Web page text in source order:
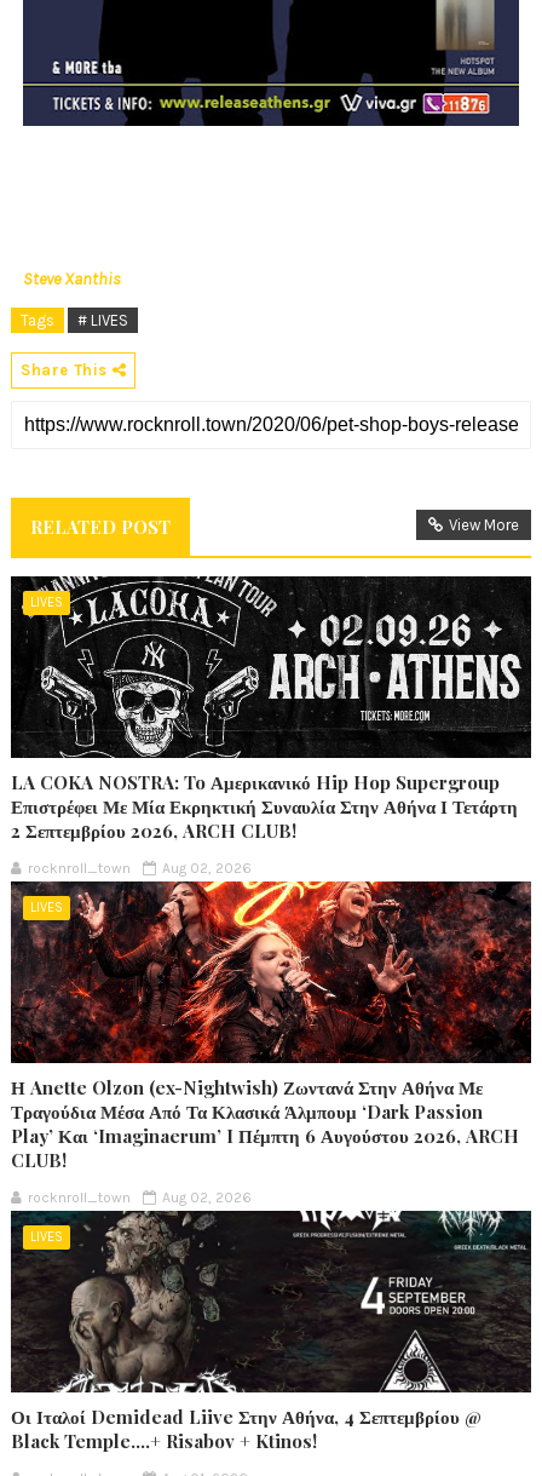
Steve Xanthis
Tags # LIVES
Share This
RELATED POST View More
LIVES
LA COKA NOSTRA: To Αμερικανικό Hip Hop Supergroup
Επιστρέφει Με Μία Εκρηκτική Συναυλία Στην Αθήνα Ι Τετάρτη
2 Σεπτεμβρίου 2026, ARCH CLUB!
rocknroll_town Aug 02, 2026
LIVES
Η Anette Olzon (ex-Nightwish) Ζωντανά Στην Αθήνα Με
Τραγούδια Μέσα Από Τα Κλασικά Άλμπουμ ‘Dark Passion
Play’ Και ‘Imaginaerum’ I Πέμπτη 6 Αυγούστου 2026, ARCH
CLUB!
rocknroll_town Aug 02, 2026
LIVES
Οι Ιταλοί Demidead Liive Στην Αθήνα, 4 Σεπτεμβρίου @
Black Temple….+ Risabov + Ktinos!